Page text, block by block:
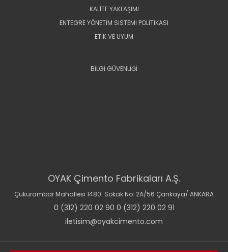
KALİTE YAKLAŞIMI
ENTEGRE YÖNETİM SİSTEMİ POLİTİKASI
ETİK VE UYUM
BİLGİ GÜVENLİĞİ
OYAK Çimento Fabrikaları A.Ş.
Çukurambar Mahallesi 1480. Sokak No: 2A/56 Çankaya/ ANKARA
0 (312) 220 02 90 0 (312) 220 02 91
iletisim@oyakcimento.com